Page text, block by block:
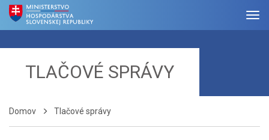
TLAČOVÉ SPRÁVY
Domov Tlačové správy